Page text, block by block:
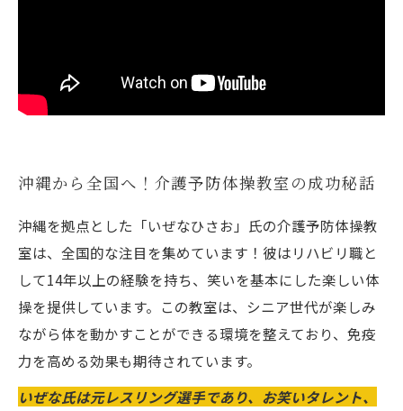
沖縄から全国へ！介護予防体操教室の成功秘話
沖縄を拠点とした「いぜなひさお」氏の介護予防体操教
室は、全国的な注目を集めています！彼はリハビリ職と
して14年以上の経験を持ち、笑いを基本にした楽しい体
操を提供しています。この教室は、シニア世代が楽しみ
ながら体を動かすことができる環境を整えており、免疫
力を高める効果も期待されています。
いぜな氏は元レスリング選手であり、お笑いタレント、